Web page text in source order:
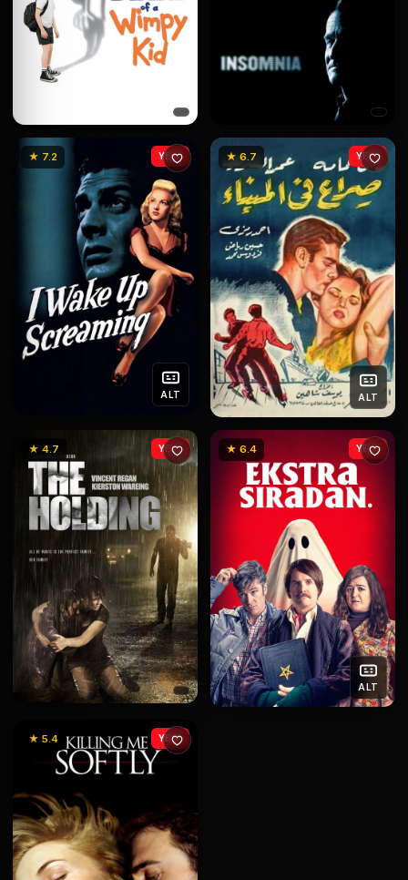
★ 7.2
ALT
YENİ ★ 6.7
ALT
YENİ
★ 4.7 YENİ ★ 6.4
ALT
YENİ
★ 5.4 YENİ